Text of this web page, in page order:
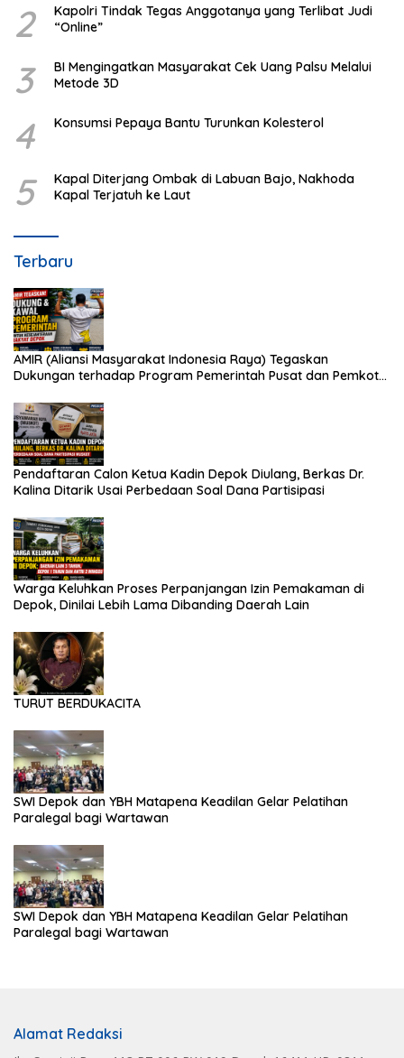
2
Kapolri Tindak Tegas Anggotanya yang Terlibat Judi
“Online”
3
BI Mengingatkan Masyarakat Cek Uang Palsu Melalui
Metode 3D
4 Konsumsi Pepaya Bantu Turunkan Kolesterol
5
Kapal Diterjang Ombak di Labuan Bajo, Nakhoda
Kapal Terjatuh ke Laut
Terbaru
AMIR (Aliansi Masyarakat Indonesia Raya) Tegaskan
Dukungan terhadap Program Pemerintah Pusat dan Pemkot
Pendaftaran Calon Ketua Kadin Depok Diulang, Berkas Dr.
Kalina Ditarik Usai Perbedaan Soal Dana Partisipasi
Warga Keluhkan Proses Perpanjangan Izin Pemakaman di
Depok, Dinilai Lebih Lama Dibanding Daerah Lain
TURUT BERDUKACITA
SWI Depok dan YBH Matapena Keadilan Gelar Pelatihan
Paralegal bagi Wartawan
SWI Depok dan YBH Matapena Keadilan Gelar Pelatihan
Paralegal bagi Wartawan
Alamat Redaksi